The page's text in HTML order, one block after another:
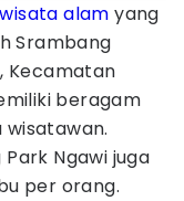
wisata alam yang
Srambang
Kecamatan
beragam
Ngawi juga
per orang.